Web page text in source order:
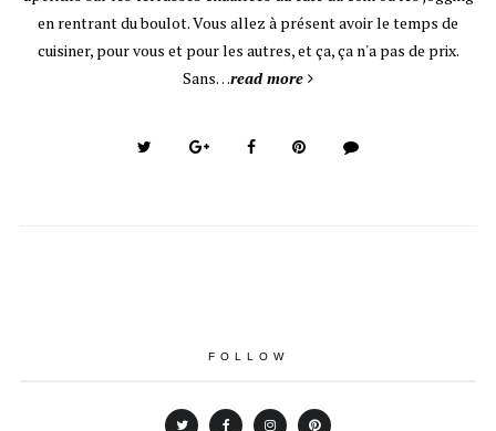
en rentrant du boulot. Vous allez à présent avoir le temps de
cuisiner, pour vous et pour les autres, et ça, ça n'a pas de prix.
Sans…read more
FOLLOW